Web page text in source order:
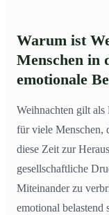
Warum ist
Menschen in
emotionale
Weihnachten gilt als
für viele Menschen,
diese Zeit zur
gesellschaftliche
Miteinander zu
emotional belastend